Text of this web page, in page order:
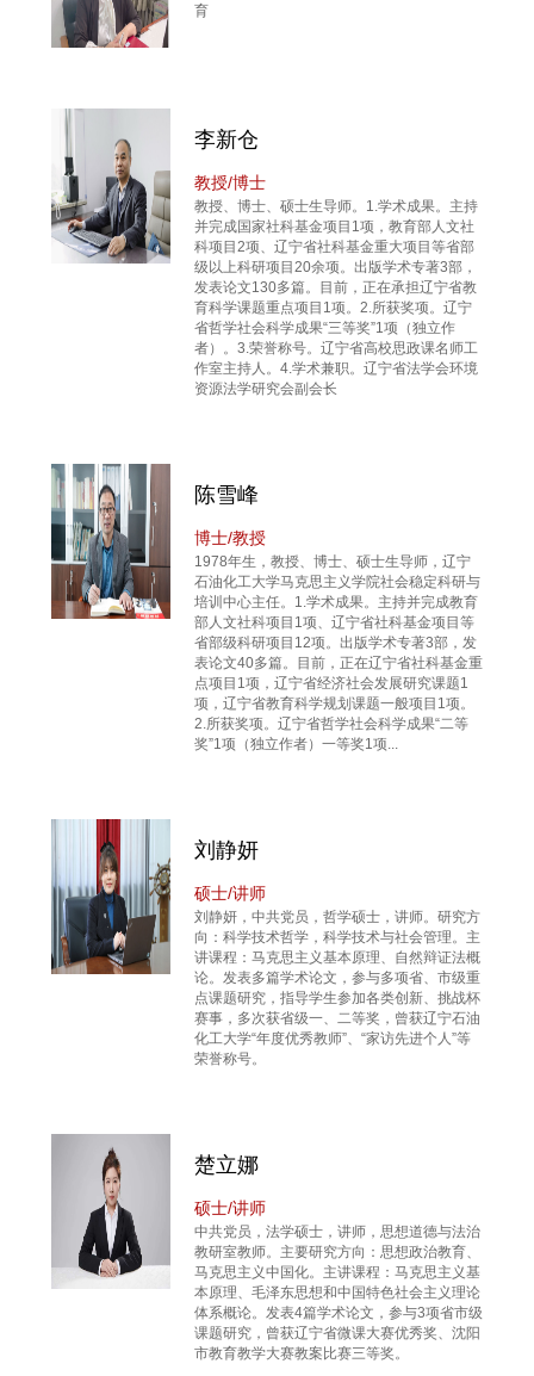
育
李新仓
教授/博士
教授、博士、硕士生导师。1.学术成果。主持
并完成国家社科基金项目1项，教育部人文社
科项目2项、辽宁省社科基金重大项目等省部
级以上科研项目20余项。出版学术专著3部，
发表论文130多篇。目前，正在承担辽宁省教
育科学课题重点项目1项。2.所获奖项。辽宁
省哲学社会科学成果“三等奖”1项（独立作
者）。3.荣誉称号。辽宁省高校思政课名师工
作室主持人。4.学术兼职。辽宁省法学会环境
资源法学研究会副会长
陈雪峰
博士/教授
1978年生，教授、博士、硕士生导师，辽宁
石油化工大学马克思主义学院社会稳定科研与
培训中心主任。1.学术成果。主持并完成教育
部人文社科项目1项、辽宁省社科基金项目等
省部级科研项目12项。出版学术专著3部，发
表论文40多篇。目前，正在辽宁省社科基金重
点项目1项，辽宁省经济社会发展研究课题1
项，辽宁省教育科学规划课题一般项目1项。
2.所获奖项。辽宁省哲学社会科学成果“二等
奖”1项（独立作者）一等奖1项...
刘静妍
硕士/讲师
刘静妍，中共党员，哲学硕士，讲师。研究方
向：科学技术哲学，科学技术与社会管理。主
讲课程：马克思主义基本原理、自然辩证法概
论。发表多篇学术论文，参与多项省、市级重
点课题研究，指导学生参加各类创新、挑战杯
赛事，多次获省级一、二等奖，曾获辽宁石油
化工大学“年度优秀教师”、“家访先进个人”等
荣誉称号。
楚立娜
硕士/讲师
中共党员，法学硕士，讲师，思想道德与法治
教研室教师。主要研究方向：思想政治教育、
马克思主义中国化。主讲课程：马克思主义基
本原理、毛泽东思想和中国特色社会主义理论
体系概论。发表4篇学术论文，参与3项省市级
课题研究，曾获辽宁省微课大赛优秀奖、沈阳
市教育教学大赛教案比赛三等奖。